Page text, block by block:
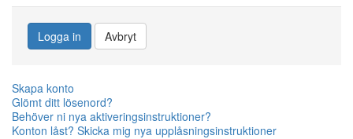
Logga in Avbryt
Skapa konto
Glömt ditt lösenord?
Behöver ni nya aktiveringsinstruktioner?
Konton låst? Skicka mig nya upplåsningsinstruktioner